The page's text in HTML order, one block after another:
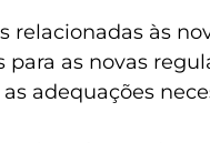
às
as novas
adequações